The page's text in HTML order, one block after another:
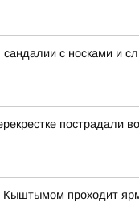
с носками и
пострадали
проходит